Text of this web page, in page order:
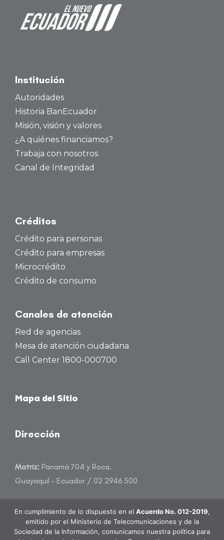
Institución
Autoridades
Historia BanEcuador
Misión, visión y valores
¿A quiénes financiamos?
Trabaja con nosotros
Canal de Integridad
Créditos
Crédito para personas
Crédito para empresas
Microcrédito
Crédito de consumo
Canales de atención
Red de agencias
Mesa de atención ciudadana
Call Center 1800-000700
Mapa del Sitio
Dirección
Matriz: Panamá 704 y Roca.
Guayaquil – Ecuador / 02 2946 500
atencioncliente@banecuador.fin.ec
En cumplimiento de lo dispuesto en el Acuerdo No. 012-2019,
emitido por el Ministerio de Telecomunicaciones y de la
Sociedad de la Información, comunicamos nuestra política para